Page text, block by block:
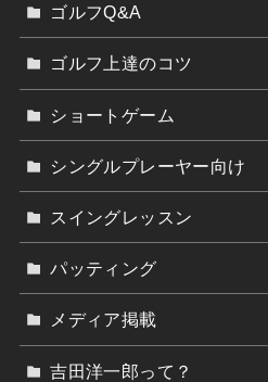
ゴルフQ&A
ゴルフ上達のコツ
ショートゲーム
シングルプレーヤー向け
スイングレッスン
パッティング
メディア掲載
吉田洋一郎って？